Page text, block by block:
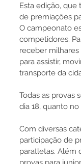
Esta edição,
de premiações
O campeonato
competidores.
receber
para assistir,
transporte da
Todas as provas
dia 18, quanto
Com diversas
participação de
paratletas. Além